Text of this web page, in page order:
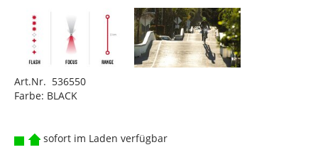
Art.Nr. 536550
Farbe: BLACK
sofort im Laden verfügbar